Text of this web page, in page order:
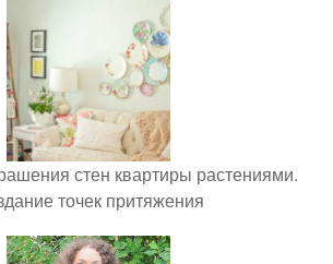
стен квартиры растениями.
точек притяжения